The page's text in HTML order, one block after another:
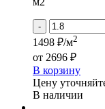
БЬЯНКО
-
1498 ₽/м2
от 2696 ₽
В корзину
Цену
В наличии